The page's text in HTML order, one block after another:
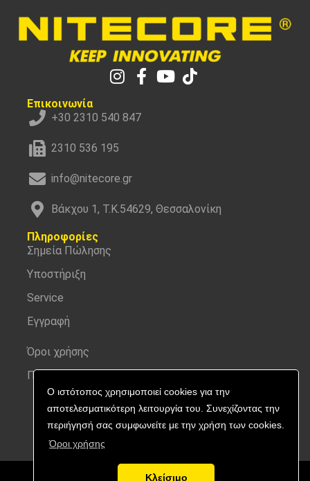
Ο ιστότοπος χρησιμοποιεί cookies για την
αποτελεσματικότερη λειτουργία του. Συνεχίζοντας την
περιήγησή σας συμφωνείτε με την χρήση των cookies.
Όροι χρήσης
Κλείσιμο
Επικοινωνία
+30 2310 540 847
2310 536 195
info@nitecore.gr
Βάκχου 1, Τ.Κ.54629, Θεσσαλονίκη
Πληροφορίες
Σημεία Πώλησης
Υποστήριξη
Service
Εγγραφή
Όροι χρήσης
Προσωπικά δεδομένα